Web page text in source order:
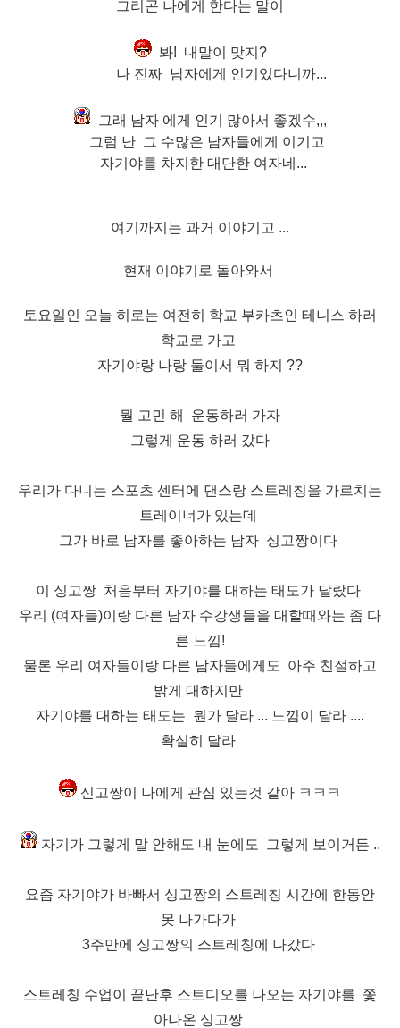
그리곤 나에게 한다는 말이
봐! 내말이 맞지?
나 진짜 남자에게 인기있다니까...
그래 남자 에게 인기 많아서 좋겠수,,,
그럼 난 그 수많은 남자들에게 이기고
자기야를 차지한 대단한 여자네...
여기까지는 과거 이야기고 ...
현재 이야기로 돌아와서
토요일인 오늘 히로는 여전히 학교 부카츠인 테니스 하러
학교로 가고
자기야랑 나랑 둘이서 뭐 하지 ??
뭘 고민 해 운동하러 가자
그렇게 운동 하러 갔다
우리가 다니는 스포츠 센터에 댄스랑 스트레칭을 가르치는
트레이너가 있는데
그가 바로 남자를 좋아하는 남자 싱고짱이 다
이 싱고짱 처음부터 자기야를 대하는 태도가 달랐다
우리 (여자들)이랑 다른 남자 수강생들을 대할때와는 좀 다
른 느낌!
물론 우리 여자들이랑 다른 남자들에게도 아주 친절하고
밝게 대하지만
자기야를 대하는 태도는 뭔가 달라 ... 느낌이 달라 ....
확실히 달라
신고짱이 나에게 관심 있는것 같아 ㅋㅋㅋ
자기가 그렇게 말 안해도 내 눈에도 그렇게 보이거든 ..
요즘 자기야가 바빠서 싱고짱의 스트레칭 시간에 한동안
못 나가다가
3주만에 싱고짱의 스트레칭에 나갔다
스트레칭 수업이 끝난후 스트디오를 나오는 자기야를 쫓
아나온 싱고짱